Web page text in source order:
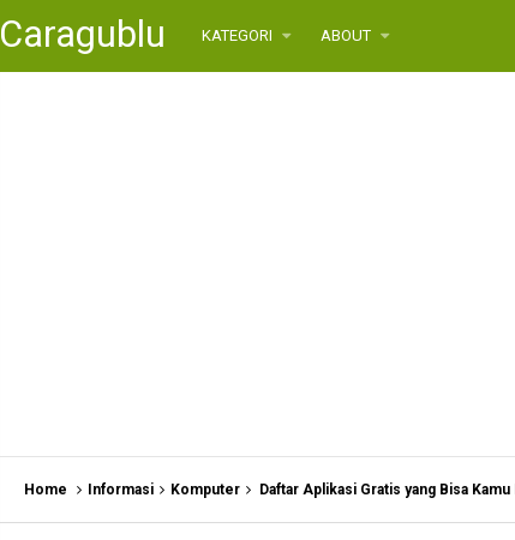
Caragublu KATEGORI ABOUT
Home Informasi Komputer Daftar Aplikasi Gratis yang Bisa